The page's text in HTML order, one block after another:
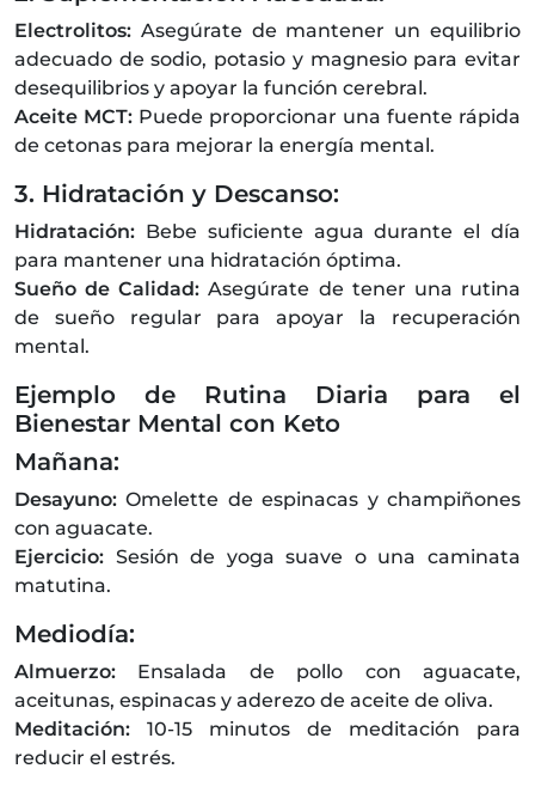
Electrolitos: Asegúrate de mantener un equilibrio
adecuado de sodio, potasio y magnesio para evitar
desequilibrios y apoyar la función cerebral.
Aceite MCT: Puede proporcionar una fuente rápida
de cetonas para mejorar la energía mental.
3. Hidratación y Descanso:
Hidratación: Bebe suficiente agua durante el día
para mantener una hidratación óptima.
Sueño de Calidad: Asegúrate de tener una rutina
de sueño regular para apoyar la recuperación
mental.
Ejemplo de Rutina Diaria para el
Bienestar Mental con Keto
Mañana:
Desayuno: Omelette de espinacas y champiñones
con aguacate.
Ejercicio: Sesión de yoga suave o una caminata
matutina.
Mediodía:
Almuerzo: Ensalada de pollo con aguacate,
aceitunas, espinacas y aderezo de aceite de oliva.
Meditación: 10-15 minutos de meditación para
reducir el estrés.